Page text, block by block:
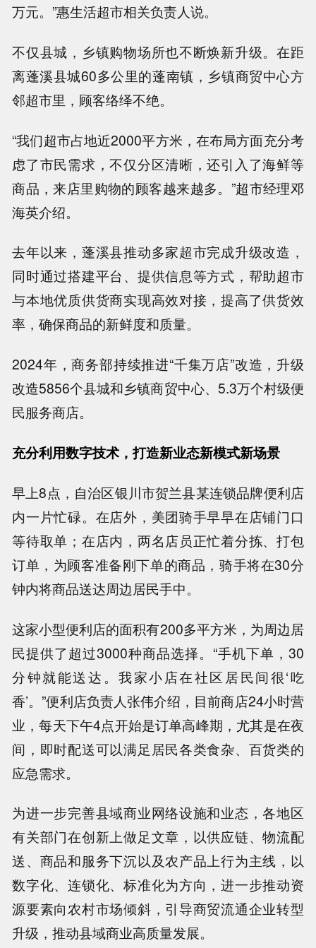
万元。”惠生活超市相关负责人说。
不仅县城，乡镇购物场所也不断焕新升级。在距
离蓬溪县城60多公里的蓬南镇，乡镇商贸中心方
邻超市里，顾客络绎不绝。
“我们超市占地近2000平方米，在布局方面充分考
虑了市民需求，不仅分区清晰，还引入了海鲜等
商品，来店里购物的顾客越来越多。”超市经理邓
海英介绍。
去年以来，蓬溪县推动多家超市完成升级改造，
同时通过搭建平台、提供信息等方式，帮助超市
与本地优质供货商实现高效对接，提高了供货效
率，确保商品的新鲜度和质量。
2024年，商务部持续推进“千集万店”改造，升级
改造5856个县城和乡镇商贸中心、5.3万个村级便
民服务商店。
充分利用数字技术，打造新业态新模式新场景
早上8点，自治区银川市贺兰县某连锁品牌便利店
内一片忙碌。在店外，美团骑手早早在店铺门口
等待取单；在店内，两名店员正忙着分拣、打包
订单，为顾客准备刚下单的商品，骑手将在30分
钟内将商品送达周边居民手中。
这家小型便利店的面积有200多平方米，为周边居
民提供了超过3000种商品选择。“手机下单，30
分钟就能送达。我家小店在社区居民间很‘吃
香’。”便利店负责人张伟介绍，目前商店24小时营
业，每天下午4点开始是订单高峰期，尤其是在夜
间，即时配送可以满足居民各类食杂、百货类的
应急需求。
为进一步完善县域商业网络设施和业态，各地区
有关部门在创新上做足文章，以供应链、物流配
送、商品和服务下沉以及农产品上行为主线，以
数字化、连锁化、标准化为方向，进一步推动资
源要素向农村市场倾斜，引导商贸流通企业转型
升级，推动县域商业高质量发展。